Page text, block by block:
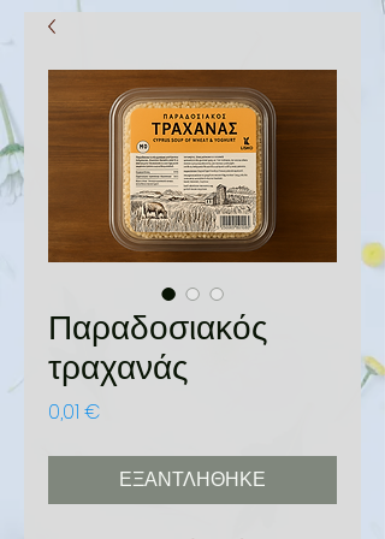
Παραδοσιακός
τραχανάς
0,01 €
ΕΞΑΝΤΛΗΘΗΚΕ